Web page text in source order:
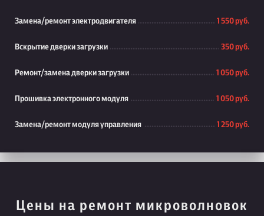
Замена/ремонт электродвигателя 1 550 руб.
Вскрытие дверки загрузки 350 руб.
Ремонт/замена дверки загрузки 1 050 руб.
Прошивка электронного модуля 1 050 руб.
Замена/ремонт модуля управления 1 250 руб.
Цены на ремонт микроволновок